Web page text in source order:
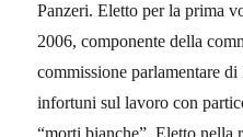
Panzeri. Eletto per la prima
2006, componente della
commissione parlamentare
infortuni sul lavoro con